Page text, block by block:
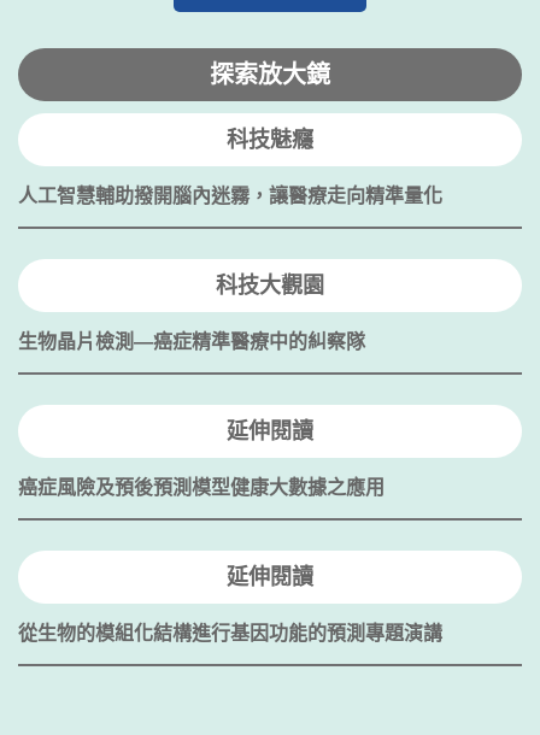
探索放大鏡
科技魅癮
人工智慧輔助撥開腦內迷霧，讓醫療走向精準量化
科技大觀園
生物晶片檢測—癌症精準醫療中的糾察隊
延伸閱讀
癌症風險及預後預測模型健康大數據之應用
延伸閱讀
從生物的模組化結構進行基因功能的預測專題演講